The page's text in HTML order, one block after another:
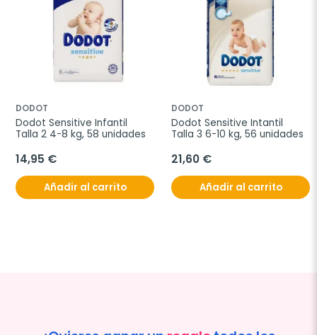
DODOT
Dodot Sensitive Infantil
Talla 2 4-8 kg, 58 unidades
14,95 €
Añadir al carrito
DODOT
Dodot Sensitive Intantil
Talla 3 6-10 kg, 56 unidades
21,60 €
Añadir al carrito